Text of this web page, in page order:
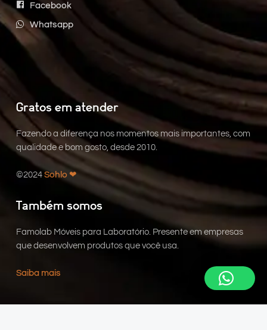
Facebook
Whatsapp
Gratos em atender
Fazendo a diferença nos momentos mais importantes, com
qualidade e bom gosto, desde 2010.
©2024Sohlo ❤︎
Também somos
Famolab Móveis para Laboratório. Presente em empresas
que desenvolvem produtos que você usa.
Saiba mais